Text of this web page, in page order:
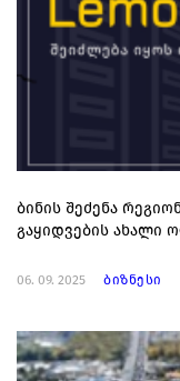
ბინის შეძენა
გაყიდვების ახალი
06. 09. 2025 ბიზნესი